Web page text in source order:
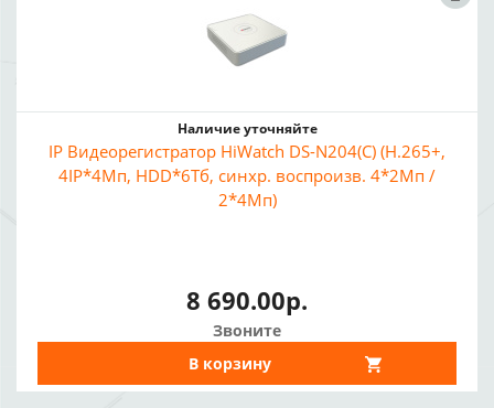
Наличие уточняйте
IP Видеорегистратор HiWatch DS-N204(C) (H.265+,
4IP*4Мп, HDD*6Тб, синхр. воспроизв. 4*2Мп /
2*4Мп)
8 690.00р.
Звоните
В корзину